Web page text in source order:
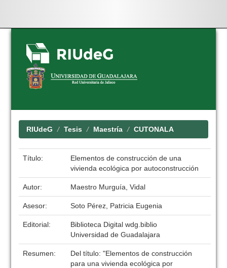
Skip
navigation
RIUdeG Tesis Maestría CUTONALA
Título:
Elementos de construcción de una
vivienda ecológica por autoconstrucción
Autor: Maestro Murguía, Vidal
Asesor: Soto Pérez, Patricia Eugenia
Editorial:
Biblioteca Digital wdg.biblio
Universidad de Guadalajara
Resumen:
Del título: "Elementos de construcción
para una vivienda ecológica por